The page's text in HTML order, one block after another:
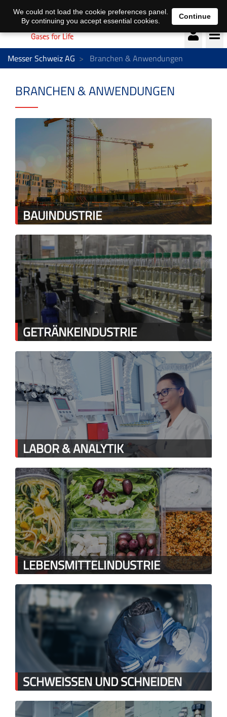
Deutsch français
Messer Schweiz AG Branchen & Anwendungen
BRANCHEN & ANWENDUNGEN
BAUINDUSTRIE
GETRÄNKEINDUSTRIE
LABOR & ANALYTIK
LEBENSMITTELINDUSTRIE
SCHWEISSEN UND SCHNEIDEN
We could not load the cookie preferences panel.
By continuing you accept essential cookies.
Continue